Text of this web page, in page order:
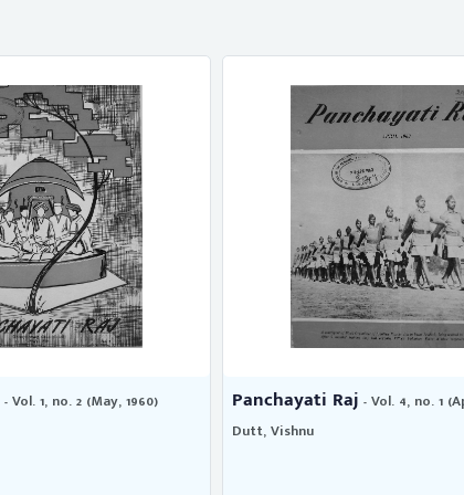
- Vol. 4, no. 1 (April, 1963)
Panchayati raj- Vol. 1, no. 4
Raghavan, D.